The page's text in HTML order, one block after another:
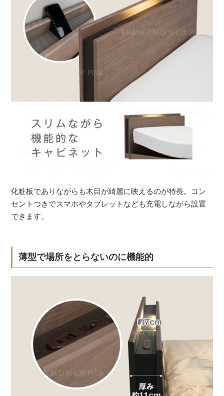
化粧板でありながらも木目が綺麗に映えるのが特長。コン
セントつきでスマホやタブレットなども充電しながら設置
できます。
薄型で場所をとらないのに機能的